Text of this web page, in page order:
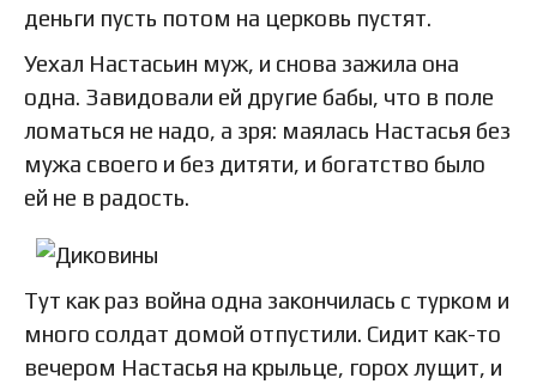
деньги пусть потом на церковь пустят.
Уехал Настасьин муж, и снова зажила она
одна. Завидовали ей другие бабы, что в поле
ломаться не надо, а зря: маялась Настасья без
мужа своего и без дитяти, и богатство было
ей не в радость.
Тут как раз война одна закончилась с турком и
много солдат домой отпустили. Сидит как-то
вечером Настасья на крыльце, горох лущит, и